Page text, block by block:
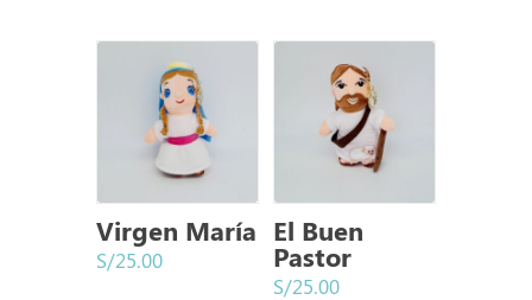
Virgen María
S/25.00
El Buen
Pastor
S/25.00